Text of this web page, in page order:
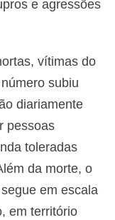
e agressões
vítimas do
subiu
diariamente
pessoas
toleradas
da morte, o
em escala
em território